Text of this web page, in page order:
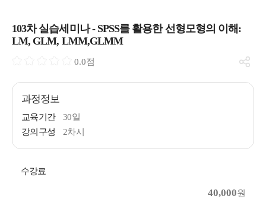
103차 실습세미나 - SPSS를 활용한 선형모형의 이해:
LM, GLM, LMM,GLMM
0.0점
과정정보
교육기간
30일
강의구성
2차시
수강료
40,000원